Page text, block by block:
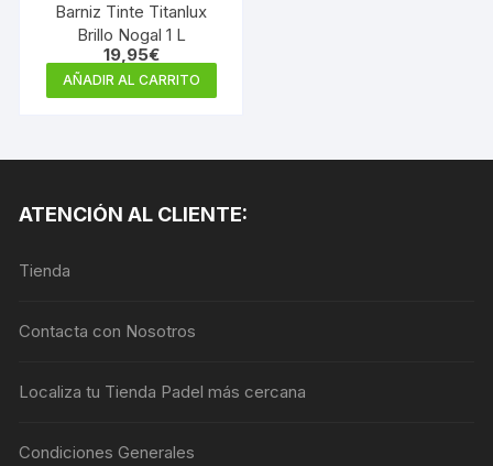
Barniz Tinte Titanlux
Brillo Nogal 1 L
19,95€
AÑADIR AL CARRITO
ATENCIÓN AL CLIENTE:
Tienda
Contacta con Nosotros
Localiza tu Tienda Padel más cercana
Condiciones Generales